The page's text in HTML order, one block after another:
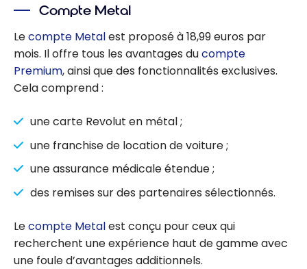
Compte Metal
Lecompte Metalest proposé à 18,99 euros par
mois. Il offre tous les avantages ducompte
Premium, ainsi que des fonctionnalités exclusives.
Cela comprend :
une carte Revolut en métal ;
une franchise de location de voiture ;
une assurance médicale étendue ;
des remises sur des partenaires sélectionnés.
Lecompte Metalest conçu pour ceux qui
recherchent une expérience haut de gamme avec
une foule d’avantages additionnels.